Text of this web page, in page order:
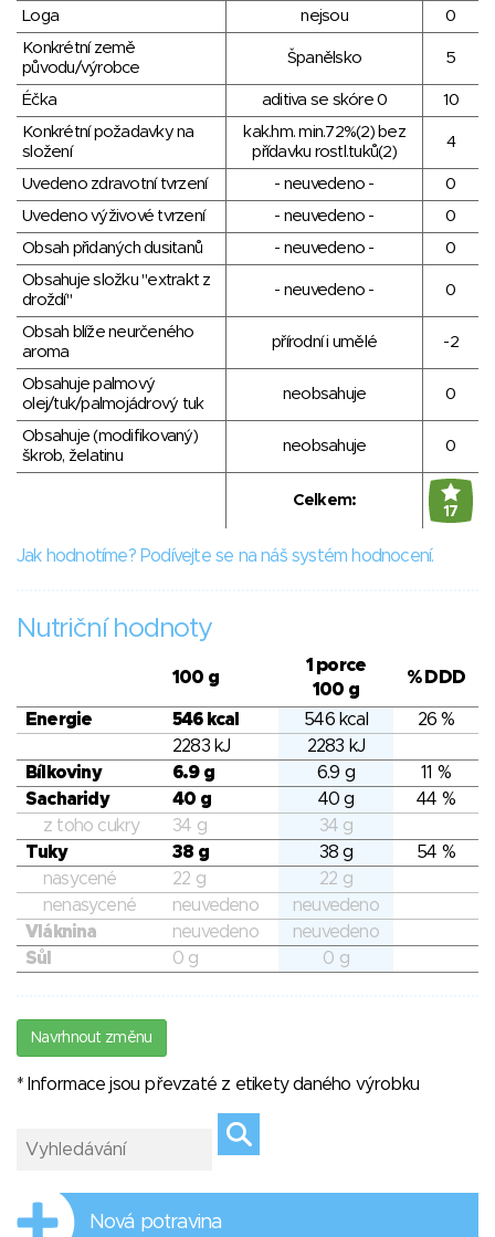
Loga
nejsou
0
Konkrétní země
původu/výrobce
Španělsko 5
Éčka aditiva se skóre 0
10
Konkrétní požadavky na
složení
kak.hm. min.72%(2) bez
přídavku rostl.tuků(2)
4
Uvedeno zdravotní tvrzení - neuvedeno -
0
Uvedeno výživové tvrzení
- neuvedeno -
0
Obsah přidaných dusitanů
- neuvedeno -
0
Obsahuje složku "extrakt z
droždí"
- neuvedeno - 0
Obsah blíže neurčeného
aroma
přírodní i umělé -2
Obsahuje palmový
olej/tuk/palmojádrový tuk
neobsahuje 0
Obsahuje (modifikovaný)
škrob, želatinu
neobsahuje 0
Celkem:
17
Jak hodnotíme? Podívejte se na náš systém hodnocení.
Nutriční hodnoty
100 g
1 porce
100 g
% DDD
Energie 546 kcal 546 kcal
26 %
2283 kJ
2283 kJ
Bílkoviny
6.9 g 6.9 g
11 %
Sacharidy
40 g 40 g
44 %
z toho cukry
34 g
34 g
Tuky
38 g 38 g
54 %
nasycené
22 g
22 g
nenasycené
neuvedeno
neuvedeno
Vláknina
neuvedeno
neuvedeno
Sůl
0 g 0 g
Navrhnout změnu
* Informace jsou převzaté z etikety daného výrobku
Nová potravina